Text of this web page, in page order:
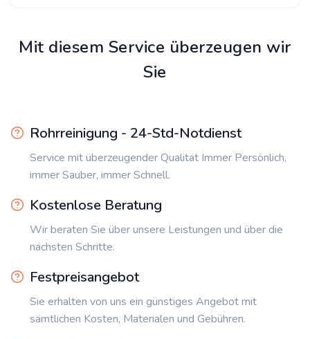
Mit diesem Service überzeugen wir
Sie
Rohrreinigung - 24-Std-Notdienst
Service mit überzeugender Qualität Immer Persönlich,
immer Sauber, immer Schnell.
Kostenlose Beratung
Wir beraten Sie über unsere Leistungen und über die
nächsten Schritte.
Festpreisangebot
Sie erhalten von uns ein günstiges Angebot mit
sämtlichen Kosten, Materialen und Gebühren.